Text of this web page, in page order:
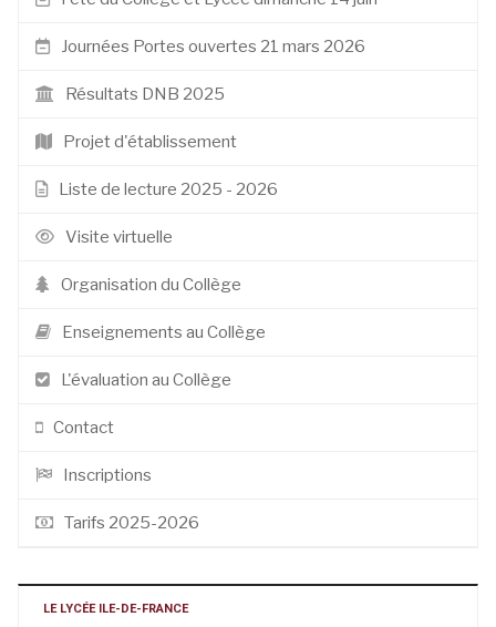
Journées Portes ouvertes 21 mars 2026
Résultats DNB 2025
Projet d'établissement
Liste de lecture 2025 - 2026
Visite virtuelle
Organisation du Collège
Enseignements au Collège
L'évaluation au Collège
Contact
Inscriptions
Tarifs 2025-2026
LE LYCÉE ILE-DE-FRANCE